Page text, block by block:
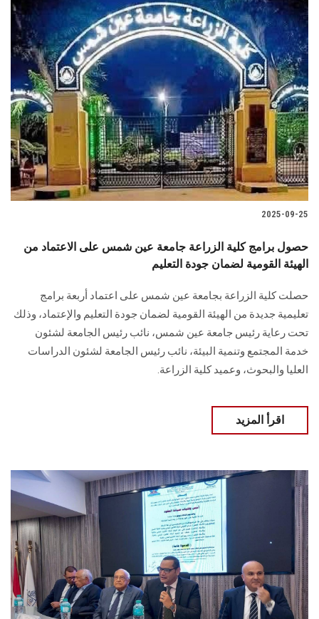
2025-09-25
حصول برامج كلية الزراعة جامعة عين شمس على الاعتماد من
الهيئة القومية لضمان جودة التعليم
حصلت كلية الزراعة بجامعة عين شمس على اعتماد أربعة برامج
تعليمية جديدة من الهيئة القومية لضمان جودة التعليم والإعتماد، وذلك
تحت رعاية رئيس جامعة عين شمس، نائب رئيس الجامعة لشئون
خدمة المجتمع وتنمية البيئة، نائب رئيس الجامعة لشئون الدراسات
العليا والبحوث، وعميد كلية الزراعة.
اقرأ المزيد